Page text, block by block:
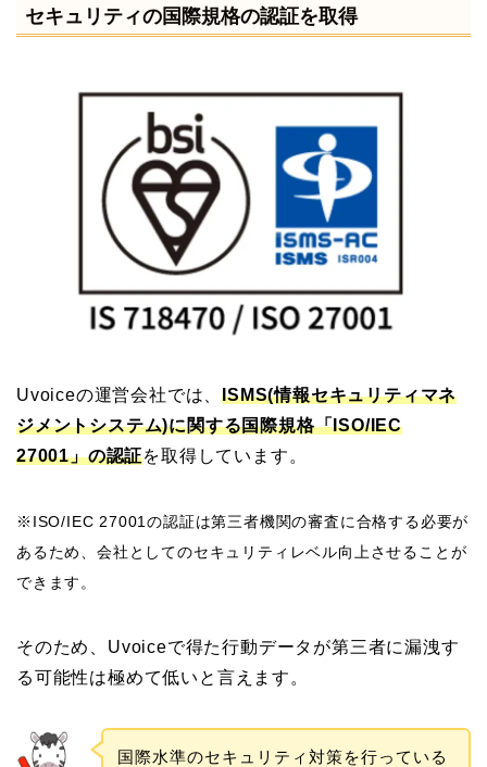
セキュリティの国際規格の認証を取得
Uvoiceの運営会社では、ISMS(情報セキュリティマネ
ジメントシステム)に関する国際規格「ISO/IEC
27001」の認証を取得しています。
※ISO/IEC 27001の認証は第三者機関の審査に合格する必要が
あるため、会社としてのセキュリティレベル向上させることが
できます。
そのため、Uvoiceで得た行動データが第三者に漏洩す
る可能性は極めて低いと言えます。
国際水準のセキュリティ対策を行っている